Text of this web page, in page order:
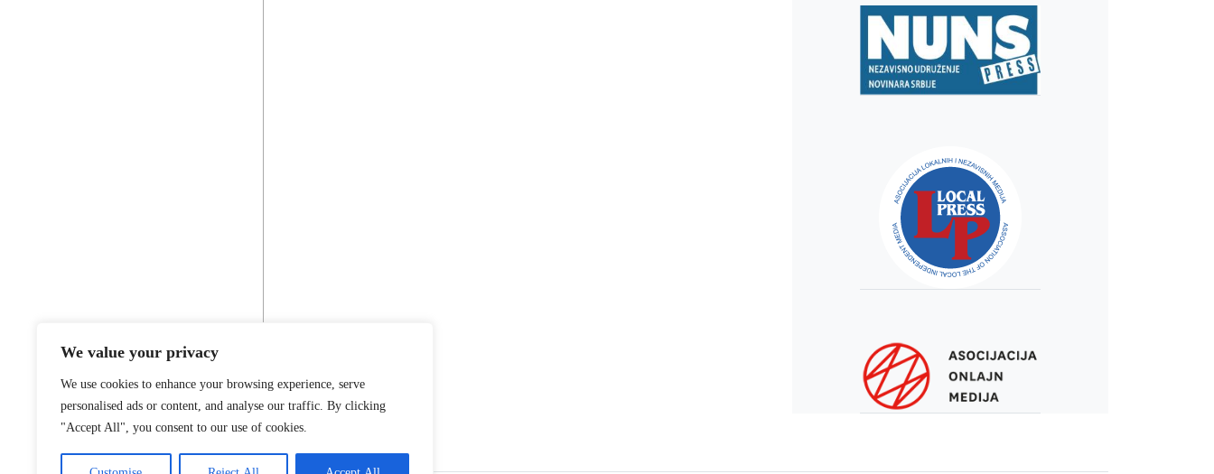
We value your privacy
We use cookies to enhance your browsing experience, serve
personalised ads or content, and analyse our traffic. By clicking
"Accept All", you consent to our use of cookies.